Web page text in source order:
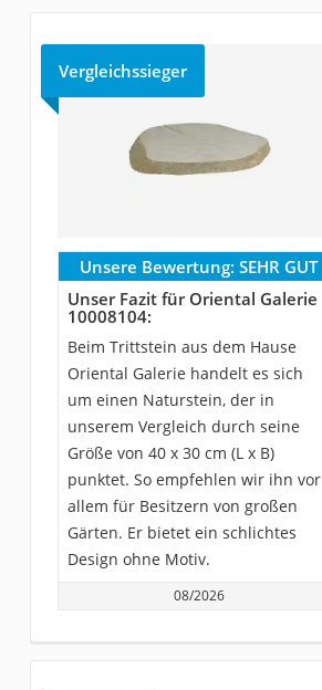
Vergleichssieger
Unsere Bewertung: SEHR GUT
Unser Fazit für Oriental Galerie
10008104:
Beim Trittstein aus dem Hause
Oriental Galerie handelt es sich
um einen Naturstein, der in
unserem Vergleich durch seine
Größe von 40 x 30 cm (L x B)
punktet. So empfehlen wir ihn vor
allem für Besitzern von großen
Gärten. Er bietet ein schlichtes
Design ohne Motiv.
08/2026